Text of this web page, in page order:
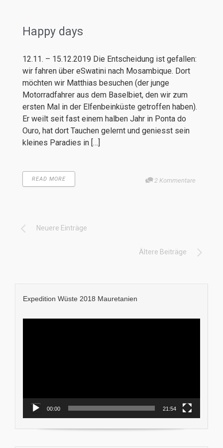
Happy days
12.11. – 15.12.2019 Die Entscheidung ist gefallen:
wir fahren über eSwatini nach Mosambique. Dort
möchten wir Matthias besuchen (der junge
Motorradfahrer aus dem Baselbiet, den wir zum
ersten Mal in der Elfenbeinküste getroffen haben).
Er weilt seit fast einem halben Jahr in Ponta do
Ouro, hat dort Tauchen gelernt und geniesst sein
kleines Paradies in […]
READ MORE 2 Kommentare
Neuere Einträge
Ältere Beiträge
Expedition Wüste 2018 Mauretanien
00:00 21:54